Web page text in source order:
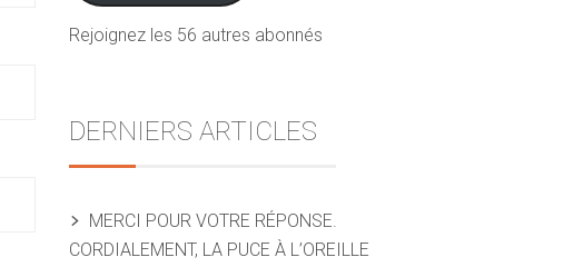
Rejoignez les 56 autres abonnés
DERNIERS ARTICLES
MERCI POUR VOTRE RÉPONSE.
CORDIALEMENT, LA PUCE À L’OREILLE